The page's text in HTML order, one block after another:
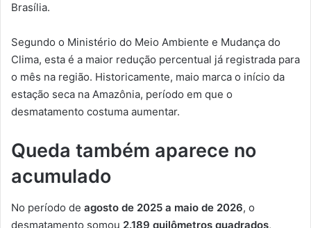
Brasília.
Segundo o Ministério do Meio Ambiente e Mudança do
Clima, esta é a maior redução percentual já registrada para
o mês na região. Historicamente, maio marca o início da
estação seca na Amazônia, período em que o
desmatamento costuma aumentar.
Queda também aparece no
acumulado
No período de agosto de 2025 a maio de 2026, o
desmatamento somou 2.189 quilômetros quadrados,